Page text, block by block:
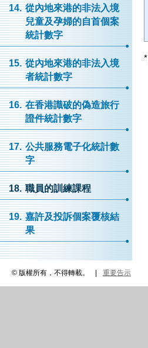
14. 從內地來港的非法入境
兒童及孕婦的自首個案
統計數字
15. 從內地來港的非法入境
者統計數字
16. 在香港識破的偽造旅行
證件統計數字
17. 公共服務電子化統計數
字
18. 職員的訓練課程
19. 嘉許及投訴個案覆核結
果
*
© 版權所有，不得轉載。 重要告示